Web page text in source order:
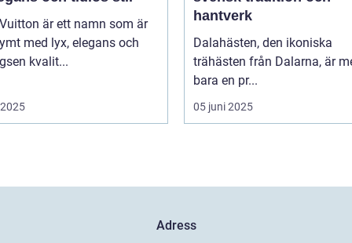
är ett namn som är
med lyx, elegans och
kvalit...
hantverk
Dalahästen, den ikoniska
trähästen från Dalarna, är
bara en pr...
05 juni 2025
Adress